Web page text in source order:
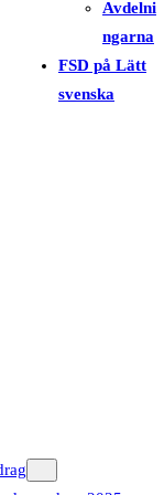
Avdelni
ngarna
FSD på Lätt
svenska